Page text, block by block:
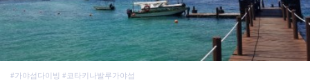
#가야섬다이빙 #코타키나발루가야섬